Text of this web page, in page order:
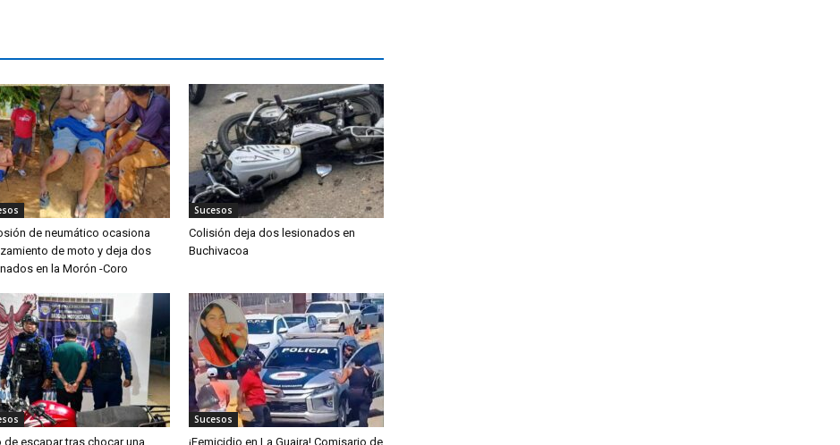
de neumático ocasiona
de moto y deja dos
en la Morón -Coro
Sucesos
Colisión deja dos lesionados en
Buchivacoa
de escapar tras chocar una
Sucesos
¡Femicidio en La Guaira! Comisario de